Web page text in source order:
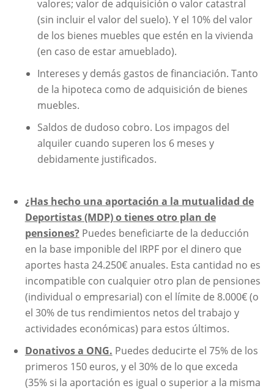
valores; valor de adquisición o valor catastral
(sin incluir el valor del suelo). Y el 10% del valor
de los bienes muebles que estén en la vivienda
(en caso de estar amueblado).
Intereses y demás gastos de financiación. Tanto
de la hipoteca como de adquisición de bienes
muebles.
Saldos de dudoso cobro. Los impagos del
alquiler cuando superen los 6 meses y
debidamente justificados.
¿Has hecho una aportación a la mutualidad de
Deportistas (MDP) o tienes otro plan de
pensiones?Puedes beneficiarte de la deducción
en la base imponible del IRPF por el dinero que
aportes hasta 24.250€ anuales. Esta cantidad no es
incompatible con cualquier otro plan de pensiones
(individual o empresarial) con el límite de 8.000€ (o
el 30% de tus rendimientos netos del trabajo y
actividades económicas) para estos últimos.
Donativos a ONG. Puedes deducirte el 75% de los
primeros 150 euros, y el 30% de lo que exceda
(35% si la aportación es igual o superior a la misma